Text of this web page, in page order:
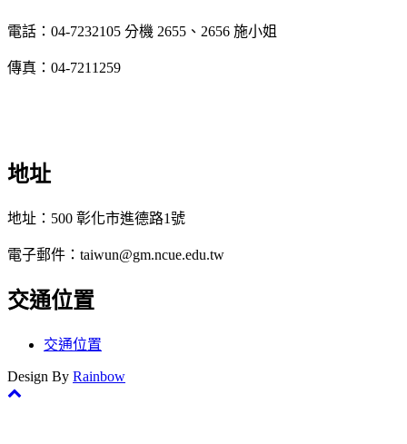
電話：04-7232105 分機 2655、2656 施小姐
傳真：04-7211259
地址
地址：500 彰化市進德路1號
電子郵件：taiwun@gm.ncue.edu.tw
交通位置
交通位置
Design By Rainbow